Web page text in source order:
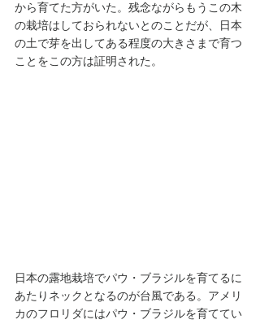
から育てた方がいた。残念ながらもうこの木
の栽培はしておられないとのことだが、日本
の土で芽を出してある程度の大きさまで育つ
ことをこの方は証明された。
日本の露地栽培でパウ・ブラジルを育てるに
あたりネックとなるのが台風である。アメリ
カのフロリダにはパウ・ブラジルを育ててい